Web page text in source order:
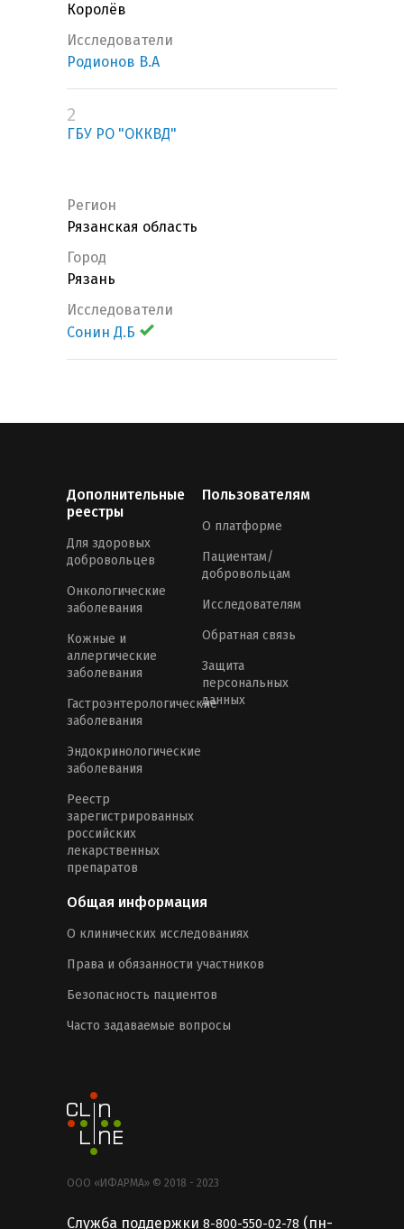
Королёв
Исследователи
Родионов В.А
2
ГБУ РО "ОККВД"
Регион
Рязанская область
Город
Рязань
Исследователи
Сонин Д.Б
Дополнительные
реестры
Для здоровых
добровольцев
Онкологические
заболевания
Кожные и
аллергические
заболевания
Гастроэнтерологические
заболевания
Эндокринологические
заболевания
Реестр
зарегистрированных
российских
лекарственных
препаратов
Пользователям
О платформе
Пациентам/
добровольцам
Исследователям
Обратная связь
Защита
персональных
данных
Общая информация
О клинических исследованиях
Права и обязанности участников
Безопасность пациентов
Часто задаваемые вопросы
ООО «ИФАРМА» © 2018 - 2023
Служба поддержки 8-800-550-02-78 (пн-